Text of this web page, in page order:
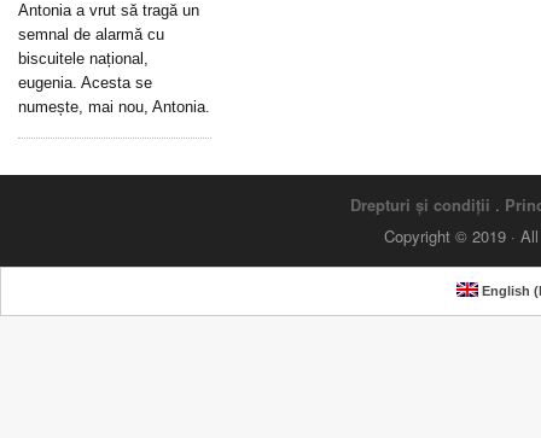
Antonia a vrut să tragă un
semnal de alarmă cu
biscuitele național,
eugenia. Acesta se
numește, mai nou, Antonia.
Drepturi și condiții .
Copyright © 2019 ·
English (